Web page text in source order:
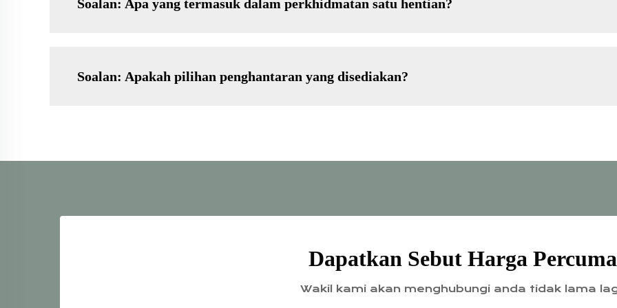
Soalan: Apa yang termasuk dalam perkhidmatan satu hentian?
Soalan: Apakah pilihan penghantaran yang disediakan?
Dapatkan Sebut Harga Percuma
Wakil kami akan menghubungi anda tidak lama